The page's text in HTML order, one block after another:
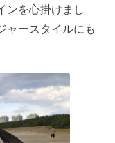
ンを心掛けまし
ャースタイルにも